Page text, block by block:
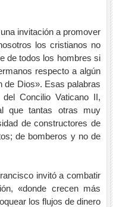
invitación a promover
los cristianos no
de todos los hombres si
respecto a algún
de Dios». Esas palabras
Concilio Vaticano II,
que tantas otras muy
de constructores de
de bomberos y no de
invitó a combatir
«donde crecen más
los flujos de dinero